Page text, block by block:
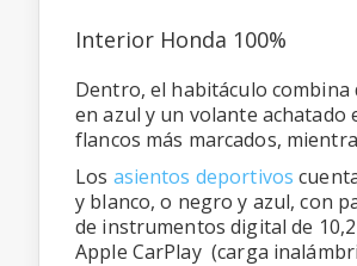
Interior Honda 100%
Dentro, el habitáculo
en azul y un volante
flancos más marcados,
Los asientos deportivos
y blanco, o negro y azul, con
de instrumentos digital de
Apple CarPlay (carga